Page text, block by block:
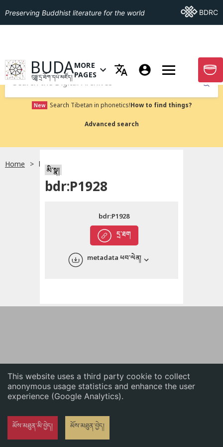
This website uses a third party cookie to collect
anonymous usage statistics and enhance the user
experience (Google Analytics).
མོས་མཐུན་མི་བྱེད། མོས་མཐུན་བྱེད།
English
Preserving Buddhist literature for the world Go ToBDRC
GO TO HOMEPAGE
BUDA
བུདྡྷ་དྲ་ཐོག་དཔེ་མཛོད།
OPEN MENU OF MORE PAGES
MORE
PAGES
GO
Submit
New Search Tibetan in phonetics!How to find things?
Advanced search
Home bdr:P1928
མི་སྣ།
bdr:P1928
དྲ་ཐག
bdr:P1928
metadata ཕབ་ལེན།